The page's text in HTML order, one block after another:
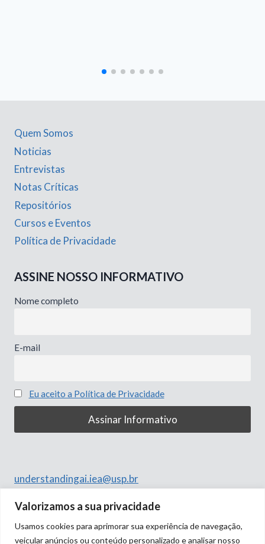
Valorizamos a sua privacidade
Usamos cookies para aprimorar sua experiência de navegação,
veicular anúncios ou conteúdo personalizado e analisar nosso
Quem Somos
Noticias
Entrevistas
Notas Críticas
Repositórios
Cursos e Eventos
Política de Privacidade
ASSINE NOSSO INFORMATIVO
Nome completo
E-mail
Eu aceito a Política de Privacidade
understandingai.iea@usp.br
Rua do Anfiteatro, 513
Butantã, São Paulo – SP
05508-060